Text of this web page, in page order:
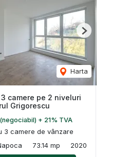
Harta
Next
camere pe 2 niveluri
Grigorescu
(negociabil) + 21% TVA
3 camere de vânzare
73.14 mp 2020